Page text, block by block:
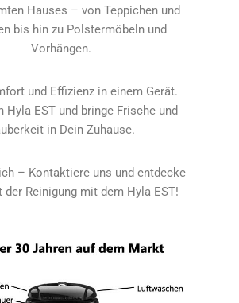
Hauses – von Teppichen und
bis hin zu Polstermöbeln und
Vorhängen.
und Effizienz in einem Gerät.
Hyla EST und bringe Frische und
in Dein Zuhause.
– Kontaktiere uns und entdecke
der Reinigung mit dem Hyla EST!